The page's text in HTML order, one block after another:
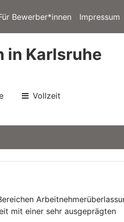
Bewerber*innen Impressum
in Karlsruhe
Vollzeit
mit einer sehr ausgeprägten